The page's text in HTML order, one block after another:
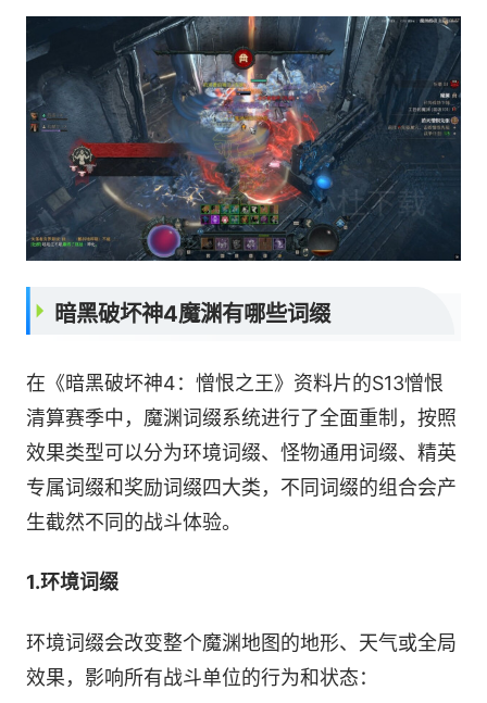
暗黑破坏神4魔渊有哪些词缀
在《暗黑破坏神4：憎恨之王》资料片的S13憎恨
清算赛季中，魔渊词缀系统进行了全面重制，按照
效果类型可以分为环境词缀、怪物通用词缀、精英
专属词缀和奖励词缀四大类，不同词缀的组合会产
生截然不同的战斗体验。
1.环境词缀
环境词缀会改变整个魔渊地图的地形、天气或全局
效果，影响所有战斗单位的行为和状态：